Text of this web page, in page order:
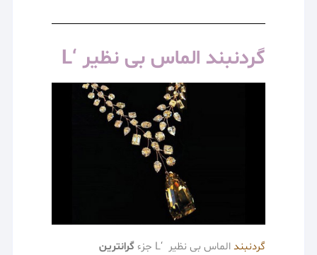
گردنبند الماس بی نظیر ‘L
گردنبندالماس بی نظیر ‘L جزء
گرانترین